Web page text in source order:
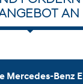
AN
Mercedes-Benz